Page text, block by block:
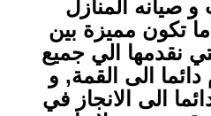
صيانه المنازل
تكون مميزة بين
نقدمها الي جميع
دائما الى القمة, و
الى الانجاز في